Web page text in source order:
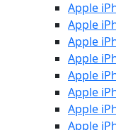
Apple
Apple
Apple
Apple
Apple
Apple
Apple
Apple